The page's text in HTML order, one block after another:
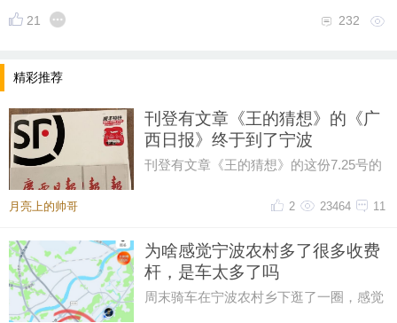
21 232
精彩推荐
刊登有文章《王的猜想》的《广
西日报》终于到了宁波
刊登有文章《王的猜想》的这份7.25号的
南宁到了浙江的宁波。2026.7.2
月亮上的帅哥 11
23464
2
为啥感觉宁波农村多了很多收费
杆，是车太多了吗
周末骑车在宁波农村乡下逛了一圈，感觉